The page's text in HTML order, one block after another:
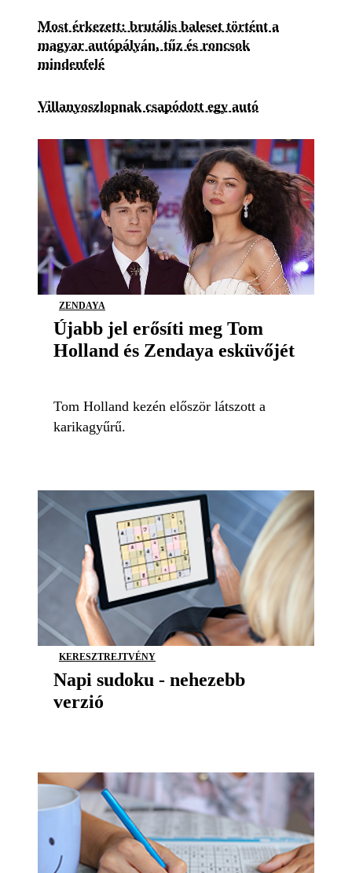
Most érkezett: brutális baleset történt a
magyar autópályán, tűz és roncsok
mindenfelé
Villanyoszlopnak csapódott egy autó
ZENDAYA
Újabb jel erősíti meg Tom
Holland és Zendaya esküvőjét
Tom Holland kezén először látszott a
karikagyűrű.
KERESZTREJTVÉNY
Napi sudoku - nehezebb
verzió